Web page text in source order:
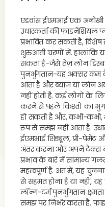
एडवांस ईएमआई एक अनोखी
उधारकर्ता की फाइनेंशियल
प्रभावित कर सकती है,
शुरुआती चरणों में. हालांकि
सकता है-जैसे तेज़ लोन
पुनर्भुगतान-यह अक्सर
आता है और ब्याज या लोन
नहीं होती है. कई लोगों के
करने से पहले किश्तों का
हो सकती है और, कभी-कभी,
रूप से समझ नहीं आता है.
ईएमआई शिड्यूल, प्री-पेमेंट
अंतर करना और अपने टैक्स
प्रभाव के बारे में सामान्य
महत्वपूर्ण है. अंत में, यह
से सहमत होना है या नहीं,
लॉन्ग-टर्म पुनर्भुगतान
समझ पर निर्भर करता है.